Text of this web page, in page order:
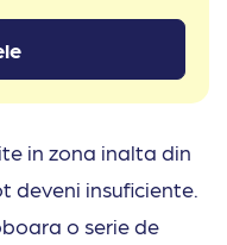
in zona inalta din
deveni insuficiente.
o serie de